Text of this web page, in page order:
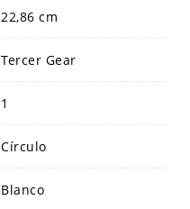
22,86 cm
Tercer Gear
1
Círculo
Blanco